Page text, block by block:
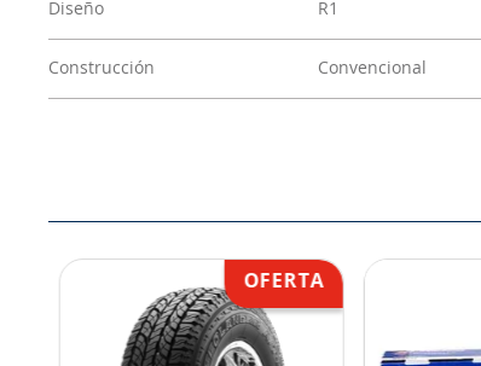
Diseño R1
Construcción Convencional